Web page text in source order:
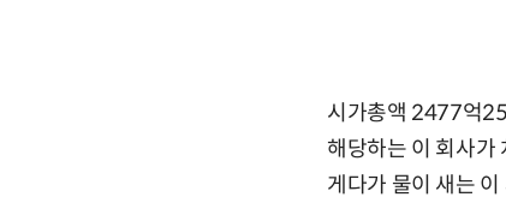
시가총액 2477억
해당하는 이 회사가
게다가 물이 새는